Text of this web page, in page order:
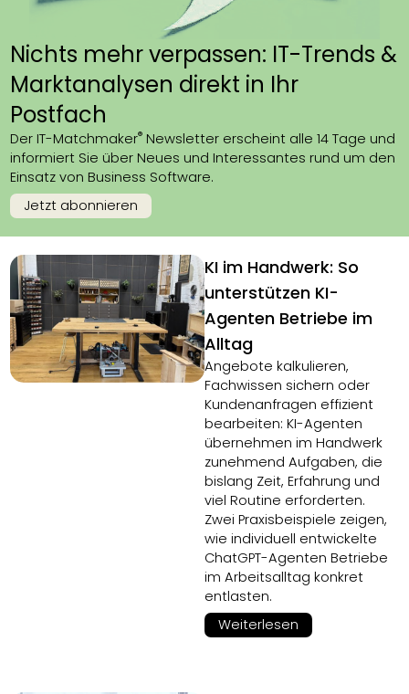
Nichts mehr verpassen: IT-Trends &
Marktanalysen direkt in Ihr
Postfach
Der IT-Matchmaker® Newsletter erscheint alle 14 Tage und
informiert Sie über Neues und Interessantes rund um den
Einsatz von Business Software.
Jetzt abonnieren
KI im Handwerk: So
unterstützen KI-
Agenten Betriebe im
Alltag
Angebote kalkulieren,
Fachwissen sichern oder
Kundenanfragen effizient
bearbeiten: KI-Agenten
übernehmen im Handwerk
zunehmend Aufgaben, die
bislang Zeit, Erfahrung und
viel Routine erforderten.
Zwei Praxisbeispiele zeigen,
wie individuell entwickelte
ChatGPT-Agenten Betriebe
im Arbeitsalltag konkret
entlasten.
Weiterlesen